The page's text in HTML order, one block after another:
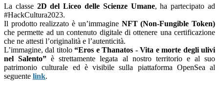
La classe 2D del Liceo delle Scienze Umane, ha partecipato ad
#HackCultura2023.
Il prodotto realizzato è un’immagine NFT (Non-Fungible Token)
che permette ad un contenuto digitale di ottenere una certificazione
che ne attesti l’originalità e l’autenticità.
L’immagine, dal titolo“Eros e Thanatos - Vita e morte degli ulivi
nel Salento” è strettamente legata al nostro territorio e al suo
patrimonio culturale ed è visibile sulla piattaforma OpenSea al
seguente link.